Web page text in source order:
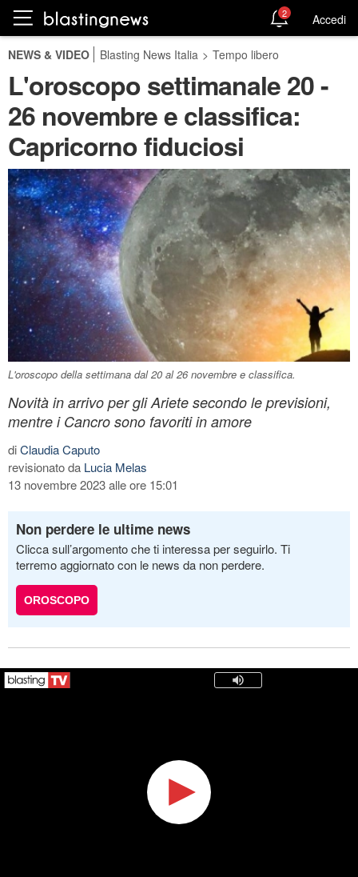
2 Accedi
NEWS & VIDEO Blasting News Italia > Tempo libero
L'oroscopo settimanale 20 -
26 novembre e classifica:
Capricorno fiduciosi
L'oroscopo della settimana dal 20 al 26 novembre e classifica.
Novità in arrivo per gli Ariete secondo le previsioni,
mentre i Cancro sono favoriti in amore
diClaudia Caputo
revisionato da Lucia Melas
13 novembre 2023 alle ore 15:01
Non perdere le ultime news
Clicca sull’argomento che ti interessa per seguirlo. Ti
terremo aggiornato con le news da non perdere.
OROSCOPO